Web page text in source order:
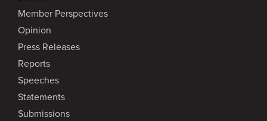
Member Perspectives
Opinion
Press Releases
Reports
Speeches
Statements
Submissions